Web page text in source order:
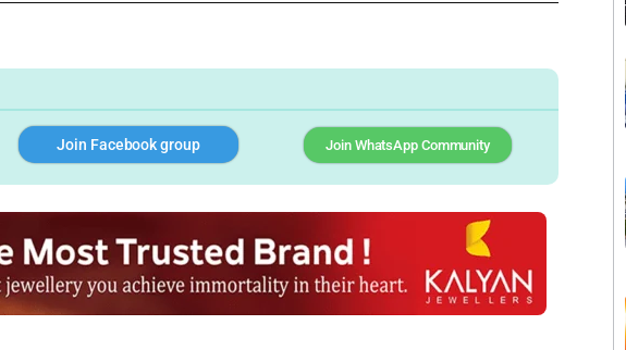
Join Facebook group Join WhatsApp Community